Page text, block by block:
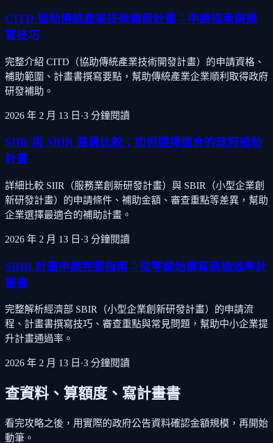
CITD 協助傳統產業技術開發計畫：申請指南與撰
寫技巧
完整介紹 CITD（協助傳統產業技術開發計畫）的申請資格、
補助範圍、計畫書撰寫要點，幫助傳統產業企業順利取得政府
研發補助。
2026 年 2 月 13 日 ·3 分鐘閱讀
SIIR 與 SBIR 差異比較：如何選擇適合的政府補助
計畫
詳細比較 SIIR（服務業創新研發計畫）與 SBIR（小型企業創
新研發計畫）的申請條件、補助金額、審查重點等差異，幫助
企業選擇最適合的補助計畫。
2026 年 2 月 13 日 ·3 分鐘閱讀
SBIR 計畫申請完整指南：從零開始撰寫高通過率計
畫書
完整解析經濟部 SBIR（小型企業創新研發計畫）的申請流
程、計畫書撰寫技巧、審查重點與常見問題，幫助中小企業提
升計畫通過率。
2026 年 2 月 13 日 ·3 分鐘閱讀
查資料、算額度、寫計畫書
看完攻略之後，用實際的政府公告資料確認金額規模，再開始
動筆。